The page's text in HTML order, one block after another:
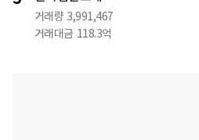
거래량 3,991,467
거래대금 118.3억